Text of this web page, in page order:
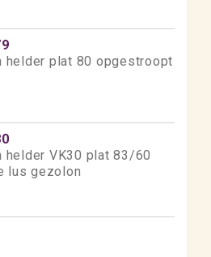
helder plat 80 opgestroopt
helder VK30 plat 83/60
lus gezolon